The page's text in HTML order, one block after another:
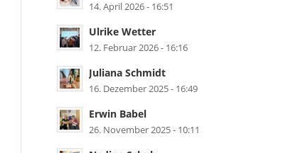
14. April 2026 - 16:51
Ulrike Wetter
12. Februar 2026 - 16:16
Juliana Schmidt
16. Dezember 2025 - 16:49
Erwin Babel
26. November 2025 - 10:11